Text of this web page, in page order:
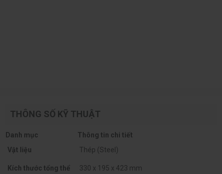
THÔNG SỐ KỸ THUẬT
Danh mục
Thông tin chi tiết
Vật liệu
Thép (Steel)
Kích thước tổng thể 330 x 195 x 423 mm